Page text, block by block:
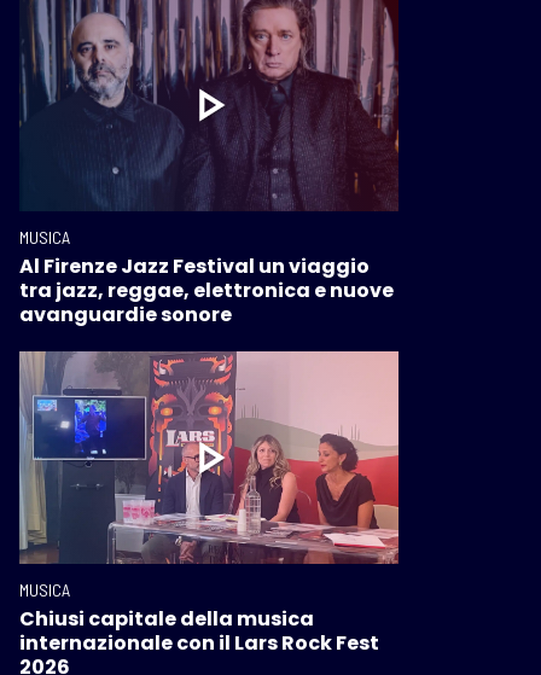
MUSICA
Al Firenze Jazz Festival un viaggio
tra jazz, reggae, elettronica e nuove
avanguardie sonore
MUSICA
Chiusi capitale della musica
internazionale con il Lars Rock Fest
2026